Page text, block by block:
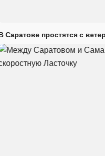
Саратове простятся с